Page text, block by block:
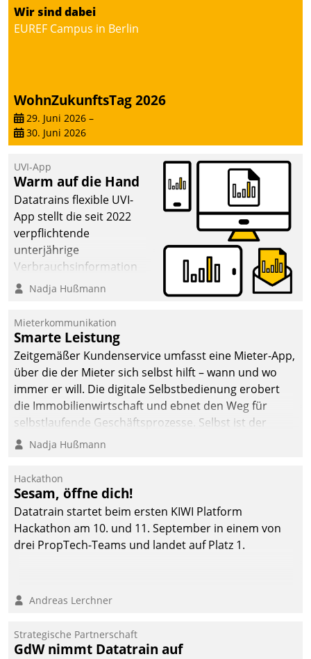
Datatrain ermöglicht
automatisiert ausgelöste,
intelligente,
datengestützte
Entscheidungen.
Wir sind dabei
EUREF Campus in Berlin
WohnZukunftsTag 2026
29. Juni 2026 –
30. Juni 2026
UVI-App
Warm auf die Hand
Datatrains flexible UVI-
App stellt die seit 2022
verpflichtende
unterjährige
Verbrauchsinformation
schnell, zuverlässig und
Die monatlichen
Mitteilungen zum
Heizungs- und
Wasserverbrauch gehen
automatisiert, vollständig
und auf Wunsch über
mehrere zuvor
Kommunikationswege bei
Nadja Hußmann
Mieterkommunikation
Smarte Leistung
Zeitgemäßer Kundenservice umfasst eine Mieter-App,
über die der Mieter sich selbst hilft – wann und wo
immer er will. Die digitale Selbstbedienung erobert
die Immobilienwirtschaft und ebnet den Weg für
selbstlaufende Geschäftsprozesse. Selbst ist der
Kunde und smart der Serviceanbieter.
Nadja Hußmann
Hackathon
Sesam, öffne dich!
Datatrain startet beim ersten KIWI Platform
Hackathon am 10. und 11. September in einem von
drei PropTech-Teams und landet auf Platz 1.
Andreas Lerchner
Strategische Partnerschaft
GdW nimmt Datatrain auf